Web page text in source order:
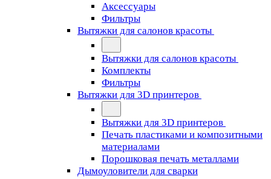
Аксессуары
Фильтры
Вытяжки для салонов красоты
Вытяжки для салонов красоты
Комплекты
Фильтры
Вытяжки для 3D принтеров
Вытяжки для 3D принтеров
Печать пластиками и композитными
материалами
Порошковая печать металлами
Дымоуловители для сварки